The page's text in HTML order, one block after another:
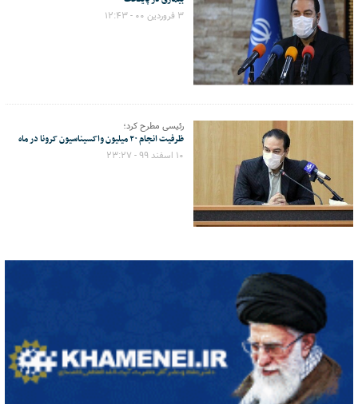
۳ فروردین ۰۰ - ۱۲:۴۳
رئیسی مطرح کرد؛
ظرفیت انجام ۲۰ میلیون واکسیناسیون کرونا در ماه
۱۰ اسفند ۹۹ - ۲۳:۲۷